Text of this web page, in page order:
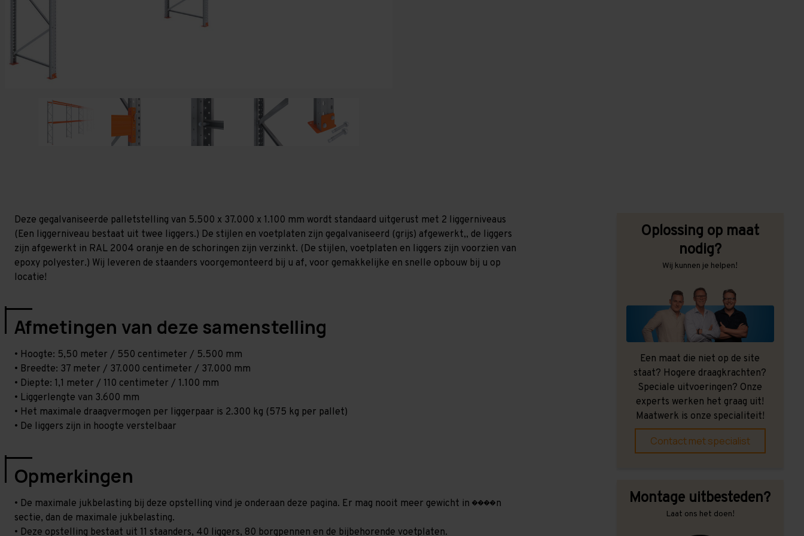
Deze gegalvaniseerde palletstelling van 5.500 x 37.000 x 1.100 mm wordt standaard uitgerust met 2 liggerniveaus
(Een liggerniveau bestaat uit twee liggers.) De stijlen en voetplaten zijn gegalvaniseerd (grijs) afgewerkt,, de liggers
zijn afgewerkt in RAL 2004 oranje en de schoringen zijn verzinkt. (De stijlen, voetplaten en liggers zijn voorzien van
epoxy polyester.) Wij leveren de staanders voorgemonteerd bij u af, voor gemakkelijke en snelle opbouw bij u op
locatie!
Afmetingen van deze samenstelling
• Hoogte: 5,50 meter / 550 centimeter / 5.500 mm
• Breedte: 37 meter / 37.000 centimeter / 37.000 mm
• Diepte: 1,1 meter / 110 centimeter / 1.100 mm
• Liggerlengte van 3.600 mm
• Het maximale draagvermogen per liggerpaar is 2.300 kg (575 kg per pallet)
• De liggers zijn in hoogte verstelbaar
Opmerkingen
• De maximale jukbelasting bij deze opstelling vind je onderaan deze pagina. Er mag nooit meer gewicht in ����n
sectie, dan de maximale jukbelasting.
• Deze opstelling bestaat uit 11 staanders, 40 liggers, 80 borgpennen en de bijbehorende voetplaten.
Oplossing op maat
nodig?
Wij kunnen je helpen!
Een maat die niet op de site
staat? Hogere draagkrachten?
Speciale uitvoeringen? Onze
experts werken het graag uit!
Maatwerk is onze specialiteit!
Contact met specialist
Montage uitbesteden?
Laat ons het doen!